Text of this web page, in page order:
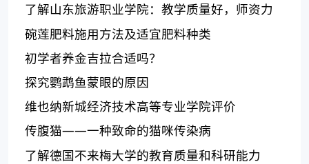
了解山东旅游职业学院：教学质量好，师资力
量强大
碗莲肥料施用方法及适宜肥料种类
初学者养金吉拉合适吗？
探究鹦鹉鱼蒙眼的原因
维也纳新城经济技术高等专业学院评价
传腹猫——一种致命的猫咪传染病
了解德国不来梅大学的教育质量和科研能力